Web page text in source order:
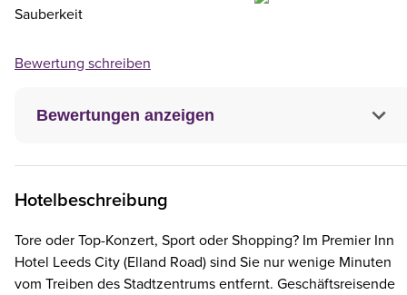
Bewertungen anzeigen
Sauberkeit
Bewertung schreiben
Hotelbeschreibung
Tore oder Top-Konzert, Sport oder Shopping? Im Premier Inn
Hotel Leeds City (Elland Road) sind Sie nur wenige Minuten
vom Treiben des Stadtzentrums entfernt. Geschäftsreisende